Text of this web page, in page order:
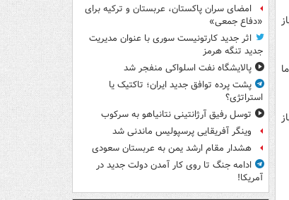
امضای سران پاکستان، عربستان و ترکیه برای
«دفاع جمعی»
اثر جدید کارتونیست سوری با عنوان مدیریت
جدید تنگه هرمز
پالایشگاه نفت اسلواکی منفجر شد
پشت پرده توافق جدید ایران؛ تاکتیک یا
استراتژی؟
توسل رفیق آرژانتینی نتانیاهو به سرکوب
وینگر آفریقایی پرسپولیس ماندنی شد
هشدار مقام ارشد یمن به عربستان سعودی
ادامه جنگ تا روی کار آمدن دولت جدید در
آمریکا!